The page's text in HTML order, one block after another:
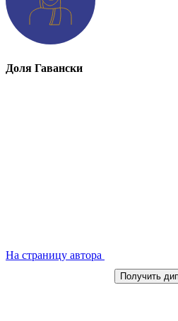
Доля Гавански
На страницу автора
Получить